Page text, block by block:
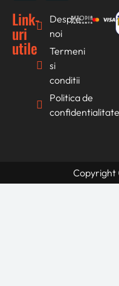
Link-
uri
utile
Despre
noi
Termeni
si
conditii
Politica de
confidentialitate
Copyright